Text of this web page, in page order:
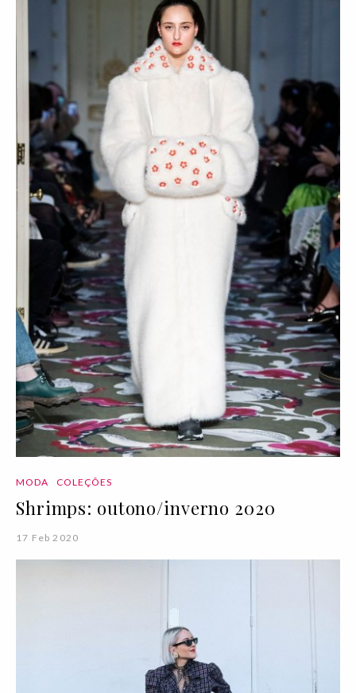
MODA COLEÇÕES
Shrimps: outono/inverno 2020
17 Feb 2020